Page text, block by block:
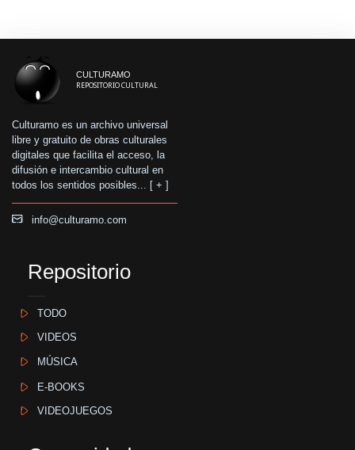
CULTURAMO
REPOSITORIO CULTURAL
Culturamo es un archivo universal
libre y gratuito de obras culturales
digitales que facilita el acceso, la
difusión e intercambio cultural en
todos los sentidos posibles... [ + ]
info@culturamo.com
Repositorio
TODO
VIDEOS
MÚSICA
E-BOOKS
VIDEOJUEGOS